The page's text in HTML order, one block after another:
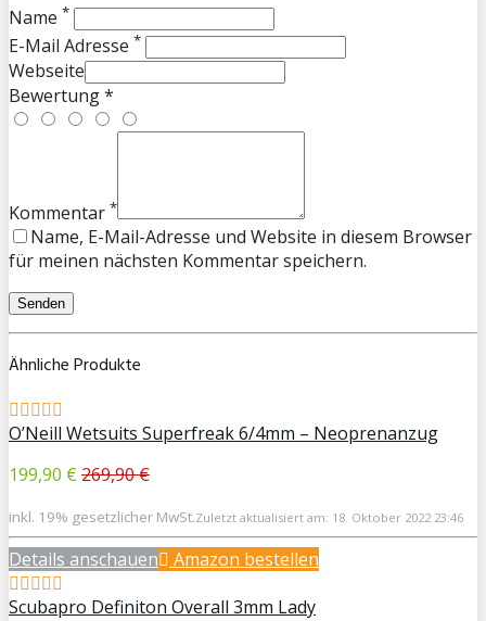
Name *
E-Mail Adresse *
Webseite
Bewertung *
Kommentar *
Name, E-Mail-Adresse und Website in diesem Browser
für meinen nächsten Kommentar speichern.
Ähnliche Produkte
O’Neill Wetsuits Superfreak 6/4mm – Neoprenanzug
199,90 € 269,90 €
inkl. 19% gesetzlicher MwSt.Zuletzt aktualisiert am: 18. Oktober 2022 23:46
Details anschauen
Amazon bestellen
Scubapro Definiton Overall 3mm Lady